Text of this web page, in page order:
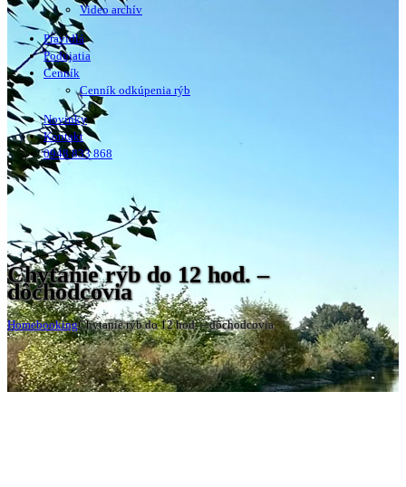
Video archív
Pravidlá
Podujatia
Cenník
Cenník odkúpenia rýb
Novinky
Kontakt
0948 833 868
Chytanie rýb do 12 hod. –
dôchodcovia
HomebookingChytanie rýb do 12 hod. – dôchodcovia